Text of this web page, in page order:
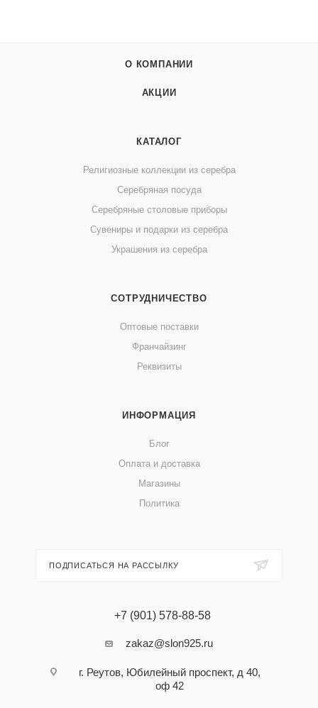
О КОМПАНИИ
АКЦИИ
КАТАЛОГ
Религиозные коллекции из серебра
Серебряная посуда
Серебряные столовые приборы
Сувениры и подарки из серебра
Украшения из серебра
СОТРУДНИЧЕСТВО
Оптовые поставки
Франчайзинг
Реквизиты
ИНФОРМАЦИЯ
Блог
Оплата и доставка
Магазины
Политика
ПОДПИСАТЬСЯ НА РАССЫЛКУ
+7 (901) 578-88-58
zakaz@slon925.ru
г. Реутов, Юбилейный проспект, д 40,
оф 42